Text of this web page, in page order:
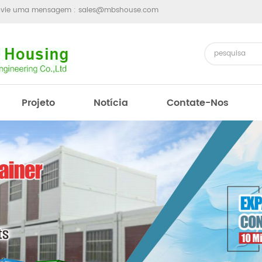
uma mensagem : sales@mbshouse.com
Projeto Notícia Contate-Nos